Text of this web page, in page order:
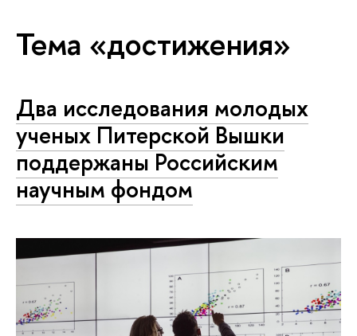
Тема «достижения»
Два исследования молодых
ученых Питерской Вышки
поддержаны Российским
научным фондом